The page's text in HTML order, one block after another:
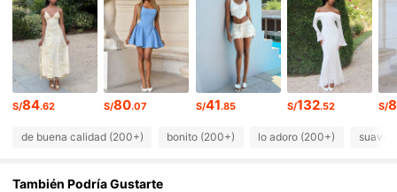
4.82 25K Seguidores
4.82 25K Seguidores
25K Seguidores
4.82 25K Seguidores
S/84.62 S/80.07 S/41.85 S/132.52 S/
de buena calidad (200+) bonito (200+) lo adoro (200+) suave
También Podría Gustarte